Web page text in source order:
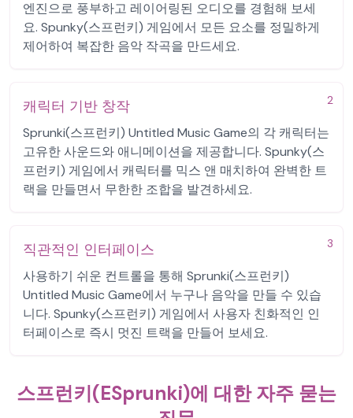
엔진으로 풍부하고 레이어링된 오디오를 경험해 보세
요. Spunky(스프런키) 게임에서 모든 요소를 정밀하게
제어하여 복잡한 음악 작곡을 만드세요.
2
캐릭터 기반 창작
Sprunki(스프런키) Untitled Music Game의 각 캐릭터는
고유한 사운드와 애니메이션을 제공합니다. Spunky(스
프런키) 게임에서 캐릭터를 믹스 앤 매치하여 완벽한 트
랙을 만들면서 무한한 조합을 발견하세요.
3
직관적인 인터페이스
사용하기 쉬운 컨트롤을 통해 Sprunki(스프런키)
Untitled Music Game에서 누구나 음악을 만들 수 있습
니다. Spunky(스프런키) 게임에서 사용자 친화적인 인
터페이스로 즉시 멋진 트랙을 만들어 보세요.
스프런키(ESprunki)에 대한 자주 묻는